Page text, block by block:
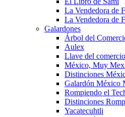
La Vendedora de
La Vendedora de
Galardones
Árbol del
Aulex
Llave del comercio
México, Muy
Distinciones
Galardón México
Rompiendo el
Distinciones
Yacatecuhtli